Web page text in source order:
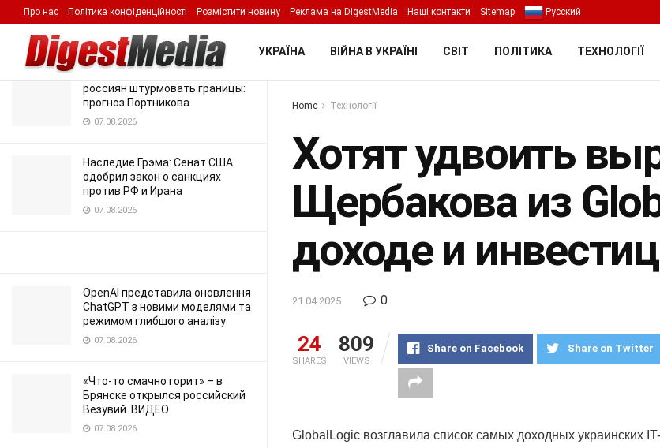
LATEST TRENDING Filter
доходе и инвестициях в ИИ
21.04.2025
россиян штурмовать границы:
прогноз Портникова
07.08.2026
Наследие Грэма: Сенат США
одобрил закон о санкциях
против РФ и Ирана
07.08.2026
OpenAI представила оновлення
ChatGPT з новими моделями та
режимом глибшого аналізу
07.08.2026
«Что-то смачно горит» – в
Брянске открылся российский
Везувий. ВИДЕО
07.08.2026
Про нас Політика конфіденційності Розмістити новину Реклама на DigestMedia Наші контакти Sitemap Русский
УКРАЇНА ВІЙНА В УКРАЇНІ СВІТ ПОЛІТИКА ТЕХНОЛОГІЇ
Home Технології
Хотят удвоить
Щербакова из
доходе и
21.04.2025 0
24
SHARES
809
VIEWS
Share on Facebook Share on Twitter
GlobalLogic возглавила список самых доходных украинских